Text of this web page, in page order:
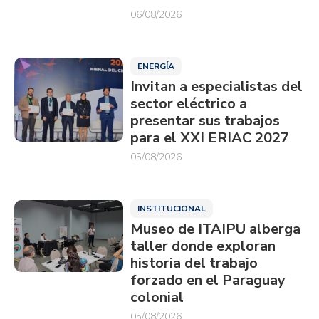
06/08/2026
ENERGÍA
Invitan a especialistas del
sector eléctrico a
presentar sus trabajos
para el XXI ERIAC 2027
05/08/2026
INSTITUCIONAL
Museo de ITAIPU alberga
taller donde exploran
historia del trabajo
forzado en el Paraguay
colonial
05/08/2026